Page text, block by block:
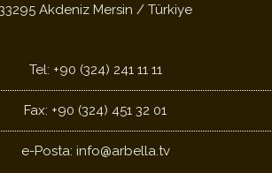
Akdeniz Mersin / Türkiye
Tel: +90 (324) 241 11 11
Fax: +90 (324) 451 32 01
e-Posta: info@arbella.tv